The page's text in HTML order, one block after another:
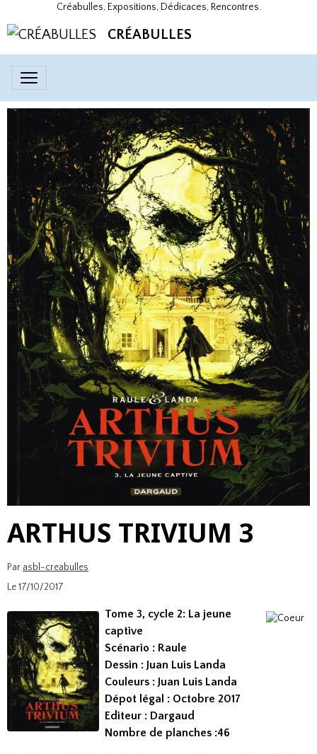
Créabulles, Expositions, Dédicaces, Rencontres.
CRÉABULLES
ARTHUS TRIVIUM 3
Par asbl-creabulles
Le 17/10/2017
Tome 3, cycle 2: La jeune
captive
Scénario : Raule
Dessin : Juan Luis Landa
Couleurs : Juan Luis Landa
Dépot légal : Octobre 2017
Editeur : Dargaud
Nombre de planches :46